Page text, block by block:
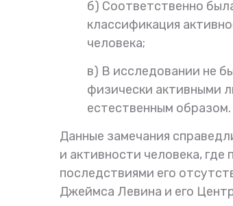
б) Соответственно
классификация
человека;
в) В исследовании не
физически активными
естественным образом.
Данные замечания
и активности человека,
последствиями его
Джеймса Левина и его